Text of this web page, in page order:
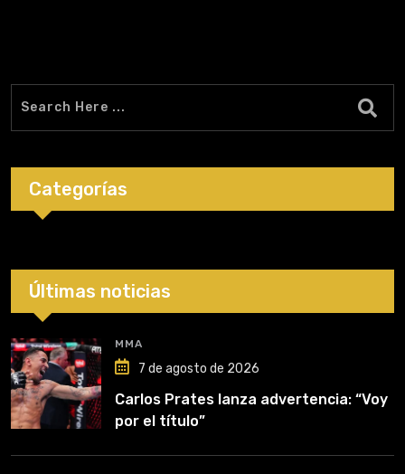
Categorías
Últimas noticias
MMA
7 de agosto de 2026
Carlos Prates lanza advertencia: “Voy
por el título”